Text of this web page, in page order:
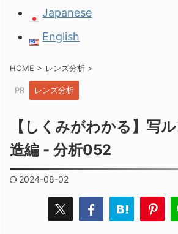
Japanese
English
HOME > レンズ分析 >
PR レンズ分析
【しくみがわかる】写
造編 - 分析052
2024-08-02